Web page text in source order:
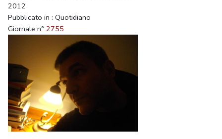
2012
Pubblicato in : Quotidiano
Giornale n° 2755